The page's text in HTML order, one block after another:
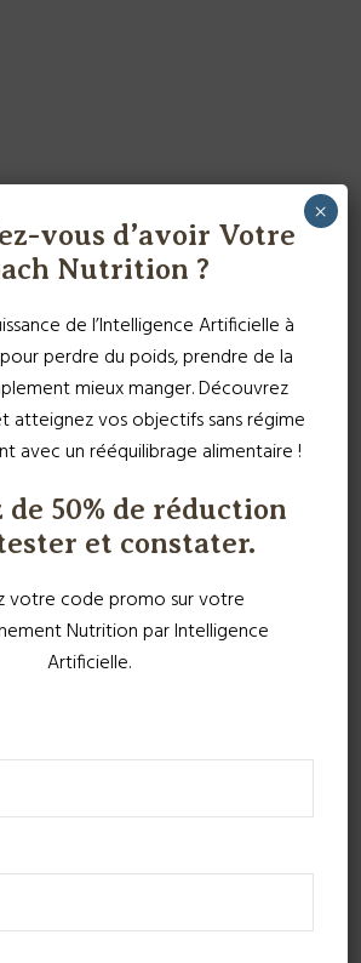
vous d’avoir Votre
Nutrition ?
de l’Intelligence Artificielle à
perdre du poids, prendre de la
mieux manger. Découvrez
atteignez vos objectifs sans régime
avec un rééquilibrage alimentaire !
50% de réduction
et constater.
votre code promo sur votre
Nutrition par Intelligence
Artificielle.
×